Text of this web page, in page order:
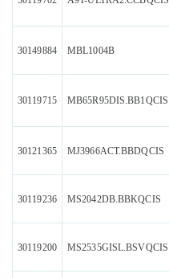
30149884 MBL1004B
30119715 MB65R95DIS.BB1QCIS
30121365 MJ3966ACT.BBDQCIS
30119236 MS2042DB.BBKQCIS
30119200 MS2535GISL.BSVQCIS